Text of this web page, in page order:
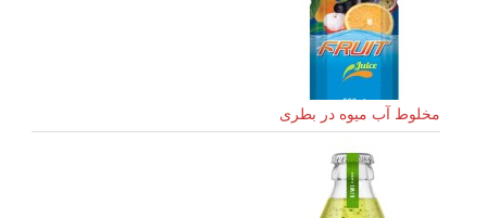
مخلوط آب میوه در بطری